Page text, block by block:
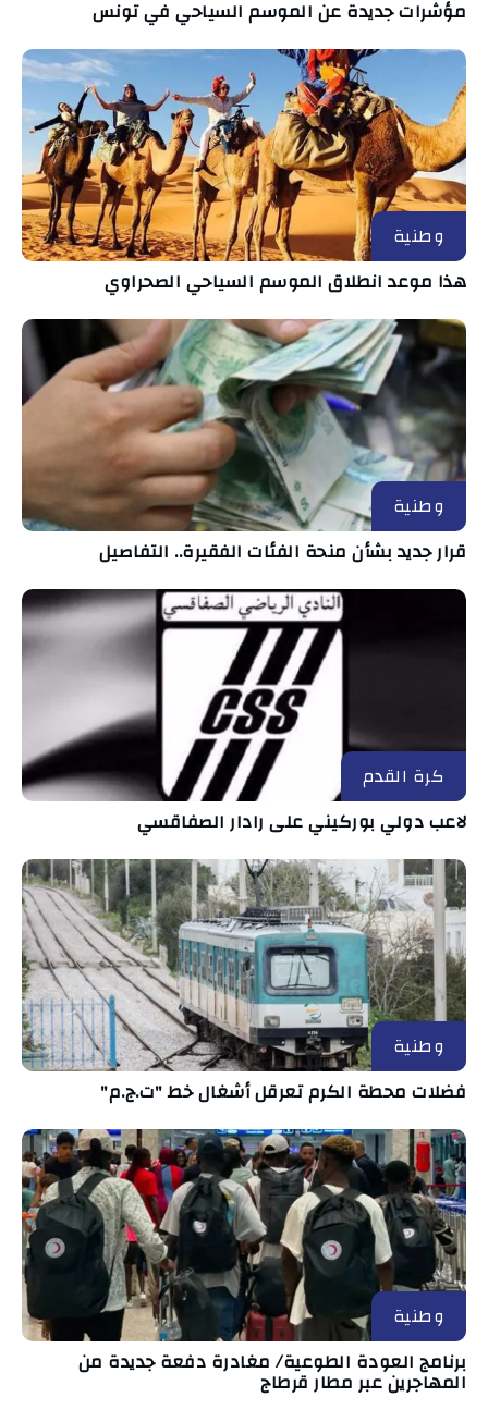
مؤشرات جديدة عن الموسم السياحي في تونس
وطنية
هذا موعد انطلاق الموسم السياحي الصحراوي
وطنية
قرار جديد بشأن منحة الفئات الفقيرة.. التفاصيل
كرة القدم
لاعب دولي بوركيني على رادار الصفاقسي
وطنية
فضلات محطة الكرم تعرقل أشغال خط "ت.ج.م"
وطنية
برنامج العودة الطوعية/ مغادرة دفعة جديدة من
المهاجرين عبر مطار قرطاج